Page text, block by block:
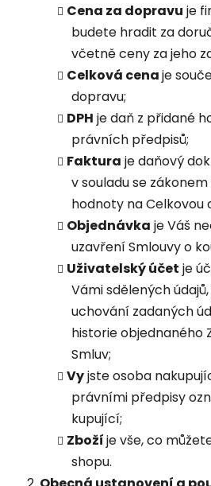
Cena za dopravu je
budete hradit za
včetně ceny za jeho
Celková cenaje
dopravu;
DPH je daň z přidané
právních předpisů;
Faktura je daňový
v souladu se
hodnoty na Celkovou
Objednávka je Váš
uzavření Smlouvy o
Uživatelský účet je
Vámi sdělených
uchování zadaných
historie objednaného
Smluv;
Vyjste osoba
právními předpisy
kupující;
Zbožíje vše, co
shopu.